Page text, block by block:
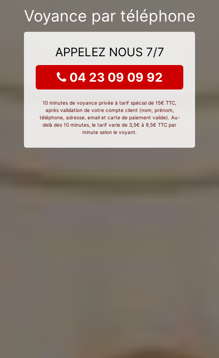
Voyance par téléphone
APPELEZ NOUS 7/7
04 23 09 09 92
10 minutes de voyance privée à tarif spécial de 15€ TTC,
après validation de votre compte client (nom, prénom,
téléphone, adresse, email et carte de paiement valide). Au-
delà des 10 minutes, le tarif varie de 3,5€ à 9,5€ TTC par
minute selon le voyant.